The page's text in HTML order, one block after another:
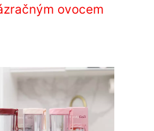
ovocem